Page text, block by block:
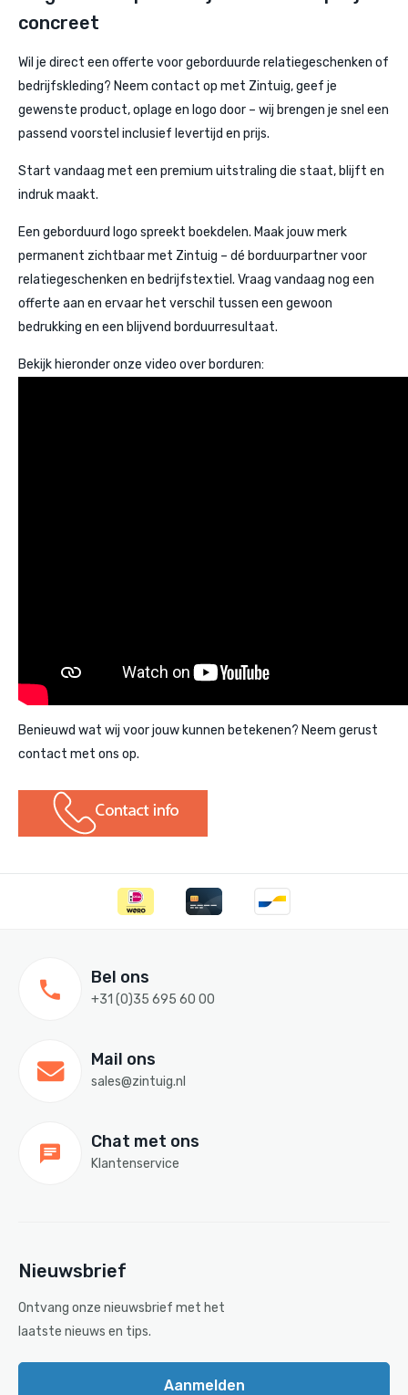
concreet
Wil je direct een offerte voor geborduurde relatiegeschenken of
bedrijfskleding? Neem contact op met Zintuig, geef je
gewenste product, oplage en logo door – wij brengen je snel een
passend voorstel inclusief levertijd en prijs.
Start vandaag met een premium uitstraling die staat, blijft en
indruk maakt.
Een geborduurd logo spreekt boekdelen. Maak jouw merk
permanent zichtbaar met Zintuig – dé borduurpartner voor
relatiegeschenken en bedrijfs­textiel. Vraag vandaag nog een
offerte aan en ervaar het verschil tussen een gewoon
bedrukking en een blijvend borduurresultaat.
Bekijk hieronder onze video over borduren:
Benieuwd wat wij voor jouw kunnen betekenen? Neem gerust
contact met ons op.
Bel ons
+31 (0)35 695 60 00
Mail ons
sales@zintuig.nl
Chat met ons
Klantenservice
Nieuwsbrief
Ontvang onze nieuwsbrief met het
laatste nieuws en tips.
Aanmelden